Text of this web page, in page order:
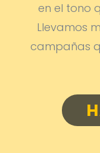
en el tono
Llevamos
campañas